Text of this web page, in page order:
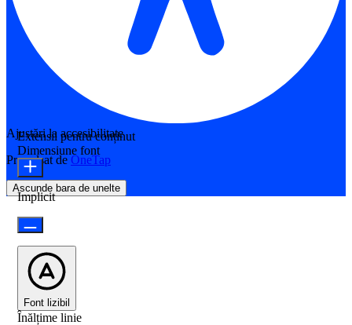
Ajustări la accesibilitate
Propulsat de OneTap
Ascunde bara de unelte
Extensii pentru conținut
Dimensiune font
Implicit
Font lizibil
Înălțime linie